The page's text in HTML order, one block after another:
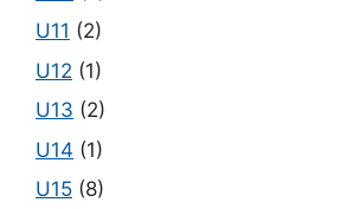
U11 (2)
U12 (1)
U13 (2)
U14 (1)
U15 (8)